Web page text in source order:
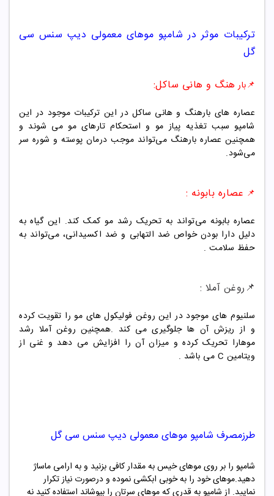
ترکیبات موثر در شامپو موهای معمولی دیپ سنس سی
گل
📌بار هنگ و هانی ساکل:
عصاره های بارهنگ و هانی ساکل در این ترکیبات موجود در این
شامپو سبب تغذیه پیاز مو و استحکام تارهای مو می شوند و
همچنین عصاره بارهنگ می‌تواند موجب درمان پوسته و شوره سر
می‌شود.
📌 عصاره بابونه :
عصاره بابونه می‌تواند به تحریک رشد مو کمک کند. این گیاه به
دلیل دارا بودن خواص ضد التهابی و ضد اکسیدانی، می‌تواند به
حفظ سلامت .
📌روغن آملا :
سلنیوم های موجود در این روغن فولیکول های مو را تقویت کرده
و از ریزش آن ها جلوگیری می کند .همچنین روغن آملا رشد
موهارا تحریک کرده و میزان آن را افزایش می دهد و غنی از
ویتامین C می باشد .
طرزمصرف شامپو موهای معمولی دیپ سنس سی گل
شامپو را بر روی موهای خیس به مقدار کافی بزنید و به ارامی ماساژ
دهید.موهای خود را به خوبی ابکشی نموده و درصورت نیاز تکرار
نمایید. از شامپو به قدری که موهای سرتان را بپوشاند استفاده کنید نه